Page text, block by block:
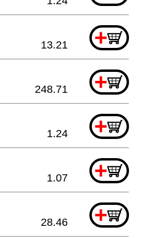
+
13.21
+
248.71
+
1.24
+
1.07
+
28.46